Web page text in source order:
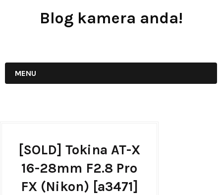
Blog kamera anda!
MENU
[SOLD] Tokina AT-X
16-28mm F2.8 Pro
FX (Nikon) [a3471]